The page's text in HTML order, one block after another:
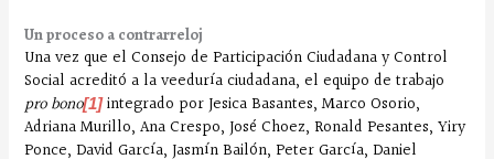
Un proceso a contrarreloj
Una vez que el Consejo de Participación Ciudadana y Control
Social acreditó a la veeduría ciudadana, el equipo de trabajo
pro bono[1]integrado por Jesica Basantes, Marco Osorio,
Adriana Murillo, Ana Crespo, José Choez, Ronald Pesantes, Yiry
Ponce, David García, Jasmín Bailón, Peter García, Daniel